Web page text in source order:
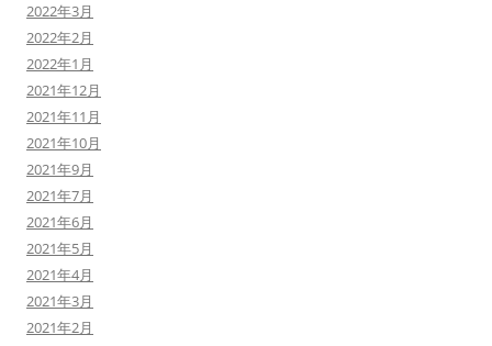
2022年3月
2022年2月
2022年1月
2021年12月
2021年11月
2021年10月
2021年9月
2021年7月
2021年6月
2021年5月
2021年4月
2021年3月
2021年2月